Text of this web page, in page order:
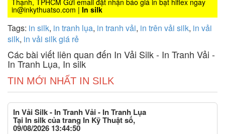
Thạnh, TPHCM Gửi email đặt nhận báo giá in bạt hiflex ngay
in@inkythuatso.com | In silk
Tags: in silk, in tranh lụa, in tranh vải, in trên vải silk, in vải
silk, in vải silk giá rẻ
Các bài viết liên quan đến In Vải Silk - In Tranh Vải -
In Tranh Lụa, In silk
TIN MỚI NHẤT IN SILK
In Vải Silk - In Tranh Vải - In Tranh Lụa
Tại In silk của trang In Kỹ Thuật số,
09/08/2026 13:44:50